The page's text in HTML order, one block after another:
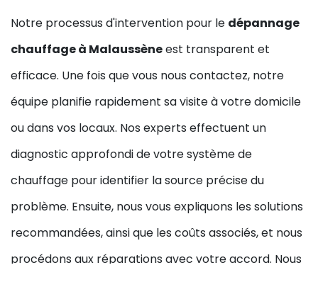
Notre processus d'intervention pour le dépannage
chauffage à Malaussèneest transparent et
efficace. Une fois que vous nous contactez, notre
équipe planifie rapidement sa visite à votre domicile
ou dans vos locaux. Nos experts effectuent un
diagnostic approfondi de votre système de
chauffage pour identifier la source précise du
problème. Ensuite, nous vous expliquons les solutions
recommandées, ainsi que les coûts associés, et nous
procédons aux réparations avec votre accord. Nous